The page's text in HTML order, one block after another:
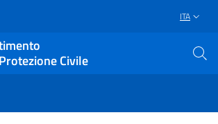
ITA
Civile
su Facebook
network